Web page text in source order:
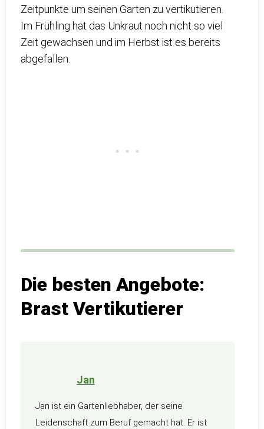
Zeitpunkte um seinen Garten zu vertikutieren.
Im Frühling hat das Unkraut noch nicht so viel
Zeit gewachsen und im Herbst ist es bereits
abgefallen.
Die besten Angebote:
Brast Vertikutierer
Jan
Jan ist ein Gartenliebhaber, der seine
Leidenschaft zum Beruf gemacht hat. Er ist